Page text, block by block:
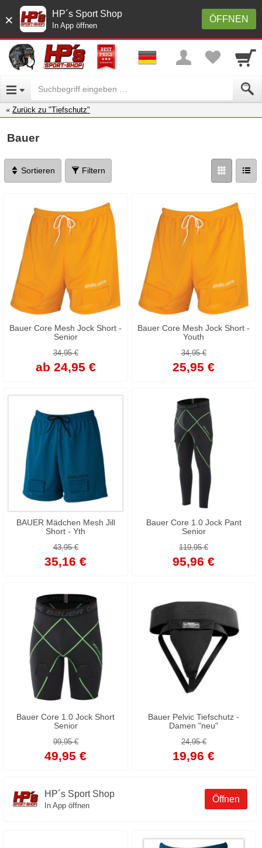
× ÖFFNEN
HP´s Sport Shop
In App öffnen
Zurück zu "Tiefschutz"
Bauer
Sortieren Filtern
Bauer Core Mesh Jock Short -
Senior
34,95 €
ab 24,95 €
Bauer Core Mesh Jock Short -
Youth
34,95 €
25,95 €
BAUER Mädchen Mesh Jill
Short - Yth
43,95 €
35,16 €
Bauer Core 1.0 Jock Pant
Senior
119,95 €
95,96 €
Bauer Core 1.0 Jock Short
Senior
99,95 €
49,95 €
Bauer Pelvic Tiefschutz -
Damen "neu"
24,95 €
19,96 €
Öffnen
HP´s Sport Shop
In App öffnen